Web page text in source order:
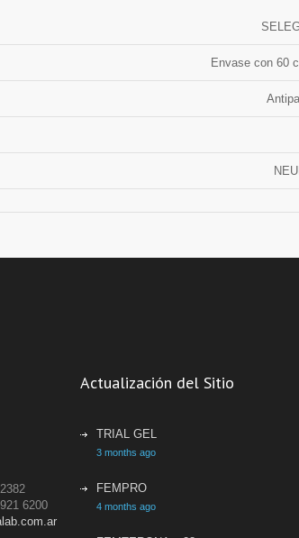
Envase con 60
6200
Actualización del Sitio
TRIAL GEL
3 months ago
FEMPRO
4 months ago